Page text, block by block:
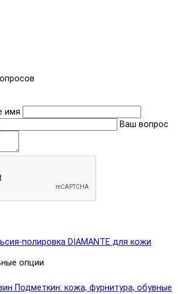
имя
Ваш вопрос
полировка DIAMANTE для кожи
опции